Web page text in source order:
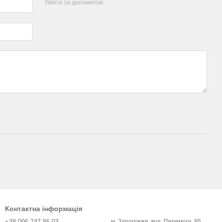
Увійти за допомогою
Контактна інформація